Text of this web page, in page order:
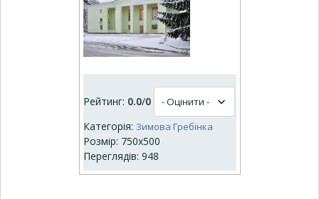
Рейтинг: 0.0/0
Категорія: Зимова Гребінка
Розмір: 750x500
Переглядів: 948